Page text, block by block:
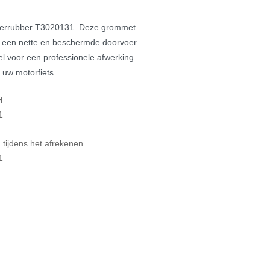
T3020131. Deze grommet
nette en beschermde doorvoer
voor een professionele afwerking
motorfiets.
tijdens het afrekenen